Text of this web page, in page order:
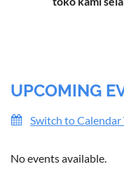
UPCOMING
Switch to Calendar
No events available.